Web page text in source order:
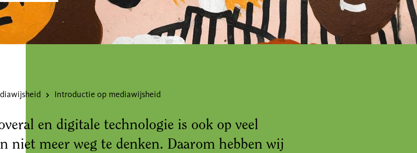
Introductie op mediawijsheid
en digitale technologie is ook op veel
niet meer weg te denken. Daarom hebben wij